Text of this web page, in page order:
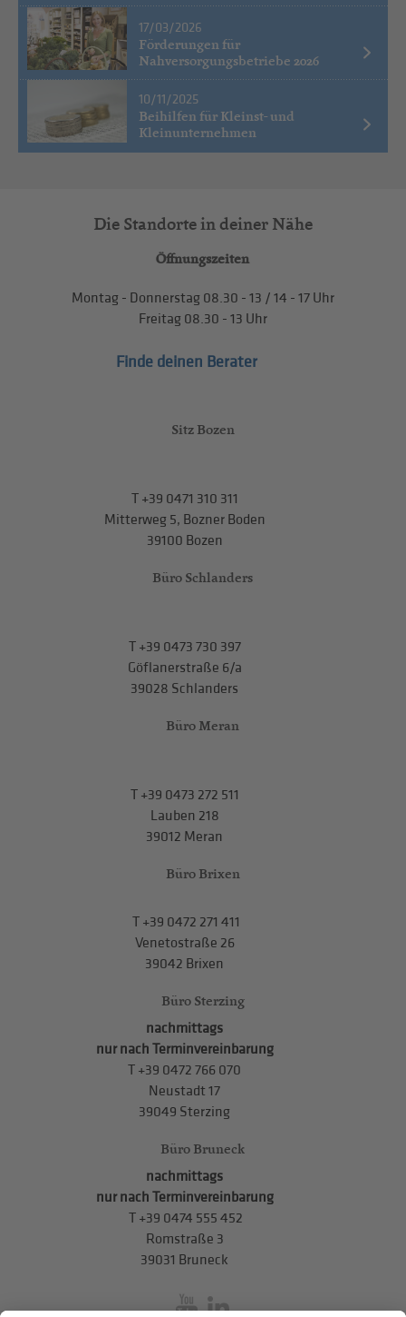
17/03/2026
Förderungen für
Nahversorgungsbetriebe 2026
10/11/2025
Beihilfen für Kleinst- und
Kleinunternehmen
Die Standorte in deiner Nähe
Öffnungszeiten
Montag - Donnerstag 08.30 - 13 / 14 - 17 Uhr
Freitag 08.30 - 13 Uhr
Finde deinen Berater
Sitz Bozen
T+39 0471 310 311
Mitterweg 5, Bozner Boden
39100 Bozen
Büro Schlanders
T+39 0473 730 397
Göflanerstraße 6/a
39028 Schlanders
Büro Meran
T+39 0473 272 511
Lauben 218
39012 Meran
Büro Brixen
T+39 0472 271 411
Venetostraße 26
39042 Brixen
Büro Sterzing
nachmittags
nur nach Terminvereinbarung
T +39 0472 766 070
Neustadt 17
39049 Sterzing
Büro Bruneck
nachmittags
nur nach Terminvereinbarung
T +39 0474 555 452
Romstraße 3
39031 Bruneck